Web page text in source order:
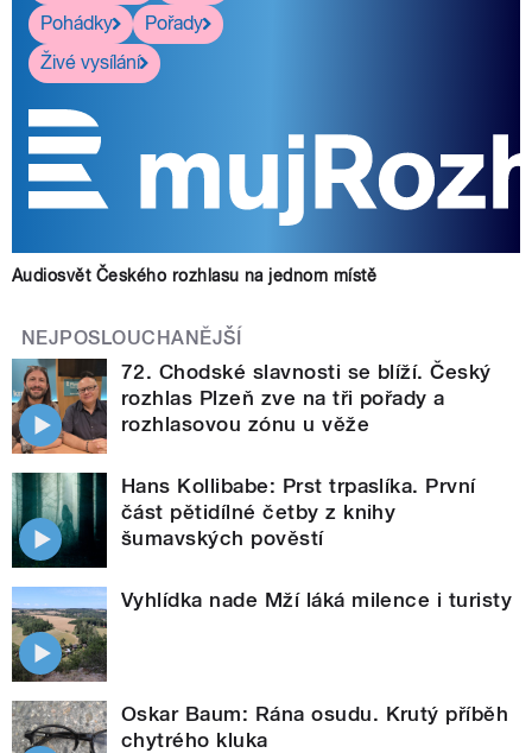
Pohádky
Pořady
Živé vysílání
Audiosvět Českého rozhlasu na jednom místě
NEJPOSLOUCHANĚJŠÍ
72. Chodské slavnosti se blíží. Český
rozhlas Plzeň zve na tři pořady a
rozhlasovou zónu u věže
Hans Kollibabe: Prst trpaslíka. První
část pětidílné četby z knihy
šumavských pověstí
Vyhlídka nade Mží láká milence i turisty
Oskar Baum: Rána osudu. Krutý příběh
chytrého kluka